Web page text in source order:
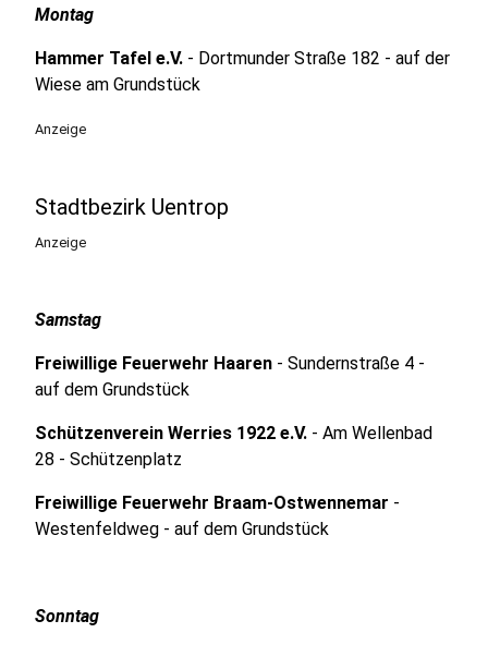
Montag
Hammer Tafel e.V. - Dortmunder Straße 182 - auf der
Wiese am Grundstück
Anzeige
Stadtbezirk Uentrop
Anzeige
Samstag
Freiwillige Feuerwehr Haaren - Sundernstraße 4 -
auf dem Grundstück
Schützenverein Werries 1922 e.V. - Am Wellenbad
28 - Schützenplatz
Freiwillige Feuerwehr Braam-Ostwennemar -
Westenfeldweg - auf dem Grundstück
Sonntag